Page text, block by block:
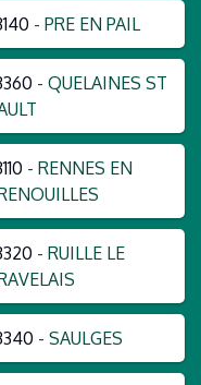
- PRE EN PAIL
- QUELAINES ST
- RENNES EN
- RUILLE LE
- SAULGES